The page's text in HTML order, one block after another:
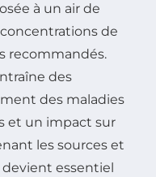
à un air de
de
recommandés.
des
des maladies
et un impact sur
les sources et
essentiel